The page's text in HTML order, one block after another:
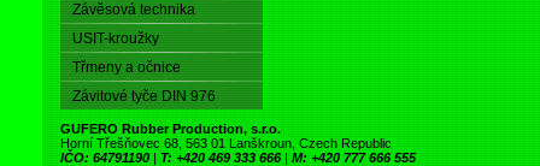
Závěsová technika
USIT-kroužky
Třmeny a očnice
Závitové tyče DIN 976
GUFERO Rubber Production, s.r.o.
Horní Třešňovec 68, 563 01 Lanškroun, Czech Republic
IČO: 64791190 | T: +420 469 333 666 | M: +420 777 666 555